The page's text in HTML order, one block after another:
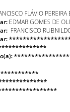
FLÁVIO PEREIRA
EDMAR GOMES DE
FRANCISCO